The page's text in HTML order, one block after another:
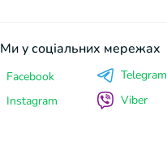
Ми у соціальних мережах
Facebook
Instagram
Telegram
Viber